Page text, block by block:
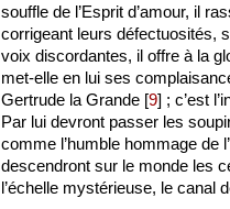
souffle de l’Esprit d’amour, il
corrigeant leurs défectuosités,
voix discordantes, il offre à la
met-elle en lui ses
Gertrude la Grande [9] ; c’est
Par lui devront passer les
comme l’humble hommage de
descendront sur le monde les
l’échelle mystérieuse, le canal